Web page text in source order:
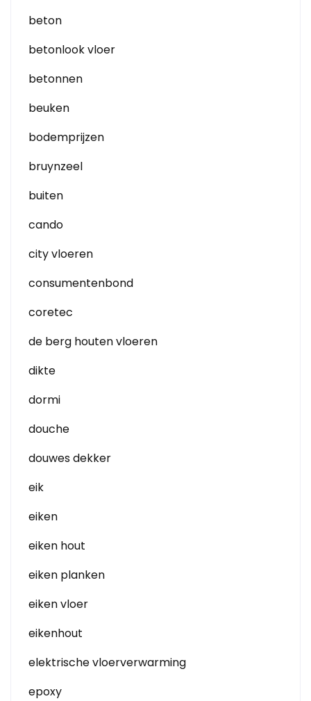
beton
betonlook vloer
betonnen
beuken
bodemprijzen
bruynzeel
buiten
cando
city vloeren
consumentenbond
coretec
de berg houten vloeren
dikte
dormi
douche
douwes dekker
eik
eiken
eiken hout
eiken planken
eiken vloer
eikenhout
elektrische vloerverwarming
epoxy